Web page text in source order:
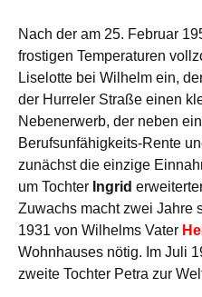
Nach der am 25. Februar
frostigen Temperaturen
Liselotte bei Wilhelm ein,
der Hurreler Straße einen
Nebenerwerb, der neben
Berufsunfähigkeits-Rente
zunächst die einzige
um Tochter Ingrid
Zuwachs macht zwei Jahre
1931 von Wilhelms Vater
Wohnhauses nötig. Im Juli
zweite Tochter Petra zur